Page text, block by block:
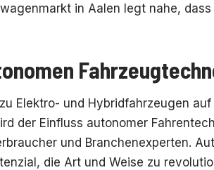
in Aalen legt nahe,
Elektro- und Hybridfahrzeugen auf
der Einfluss autonomer
und Branchenexperten.
die Art und Weise zu